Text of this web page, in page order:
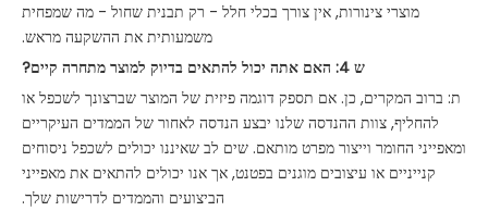
מוצרי צינורות, אין צורך בכלי חלל - רק תבנית שחול - מה שמפחית
משמעותית את ההשקעה מראש.
ש 4: האם אתה יכול להתאים בדיוק למוצר מתחרה קיים?
ת: ברוב המקרים, כן. אם תספק דוגמה פיזית של המוצר שברצונך לשכפל או
להחליף, צוות ההנדסה שלנו יבצע הנדסה לאחור של הממדים העיקריים
ומאפייני החומר וייצור מפרט מותאם. שים לב שאיננו יכולים לשכפל ניסוחים
קנייניים או עיצובים מוגנים בפטנט, אך אנו יכולים להתאים את מאפייני
הביצועים והממדים לדרישות שלך.